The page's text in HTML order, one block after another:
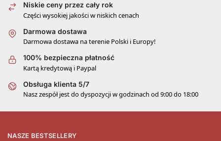
Niskie ceny przez cały rok
Części wysokiej jakości w niskich cenach
Darmowa dostawa
Darmowa dostawa na terenie Polski i Europy!
100% bezpieczna płatność
Kartą kredytową i Paypal
Obsługa klienta 5/7
Nasz zespół jest do dyspozycji w godzinach od 9:00 do 18:00
NASZE BESTSELLERY